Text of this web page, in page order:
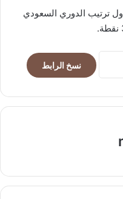
ترتيب الدوري السعودي
نسخ الرابط